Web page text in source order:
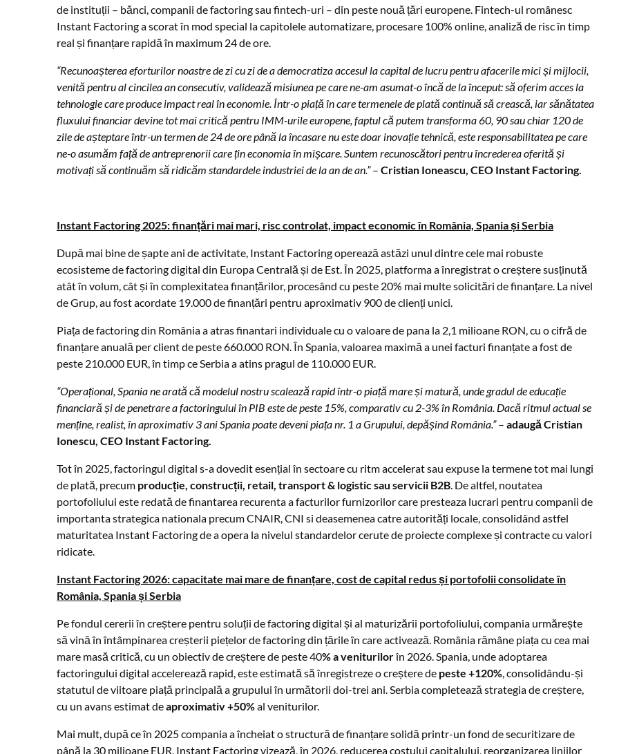
de instituții – bănci, companii de factoring sau fintech-uri – din peste nouă țări europene. Fintech-ul românesc
Instant Factoring a scorat în mod special la capitolele automatizare, procesare 100% online, analiză de risc în timp
real și finanțare rapidă în maximum 24 de ore.
“Recunoașterea eforturilor noastre de zi cu zi de a democratiza accesul la capital de lucru pentru afacerile mici și mijlocii,
venită pentru al cincilea an consecutiv, validează misiunea pe care ne-am asumat-o încă de la început: să oferim acces la
tehnologie care produce impact real în economie. Într-o piață în care termenele de plată continuă să crească, iar sănătatea
fluxului financiar devine tot mai critică pentru IMM-urile europene, faptul că putem transforma 60, 90 sau chiar 120 de
zile de așteptare într-un termen de 24 de ore până la încasare nu este doar inovație tehnică, este responsabilitatea pe care
ne-o asumăm față de antreprenorii care țin economia în mișcare. Suntem recunoscători pentru încrederea oferită și
motivați să continuăm să ridicăm standardele industriei de la an de an.”– Cristian Ioneascu, CEO Instant Factoring.
Instant Factoring 2025: finanțări mai mari, risc controlat, impact economic în România, Spania și Serbia
După mai bine de șapte ani de activitate, Instant Factoring operează astăzi unul dintre cele mai robuste
ecosisteme de factoring digital din Europa Centrală și de Est. În 2025, platforma a înregistrat o creștere susținută
atât în volum, cât și în complexitatea finanțărilor, procesând cu peste 20% mai multe solicitări de finanțare. La nivel
de Grup, au fost acordate 19.000 de finanțări pentru aproximativ 900 de clienți unici.
Piața de factoring din România a atras finantari individuale cu o valoare de pana la 2,1 milioane RON, cu o cifră de
finanțare anuală per client de peste 660.000 RON. În Spania, valoarea maximă a unei facturi finanțate a fost de
peste 210.000 EUR, în timp ce Serbia a atins pragul de 110.000 EUR.
“Operațional, Spania ne arată că modelul nostru scalează rapid într-o piață mare și matură, unde gradul de educație
financiară și de penetrare a factoringului în PIB este de peste 15%, comparativ cu 2-3% în România. Dacă ritmul actual se
menține, realist, în aproximativ 3 ani Spania poate deveni piața nr. 1 a Grupului, depășind România.”– adaugă Cristian
Ionescu, CEO Instant Factoring.
Tot în 2025, factoringul digital s-a dovedit esențial în sectoare cu ritm accelerat sau expuse la termene tot mai lungi
de plată, precum producție, construcții, retail, transport & logistic sau servicii B2B. De altfel, noutatea
portofoliului este redată de finantarea recurenta a facturilor furnizorilor care presteaza lucrari pentru companii de
importanta strategica nationala precum CNAIR, CNI si deasemenea catre autorități locale, consolidând astfel
maturitatea Instant Factoring de a opera la nivelul standardelor cerute de proiecte complexe și contracte cu valori
ridicate.
Instant Factoring 2026: capacitate mai mare de finanțare, cost de capital redus și portofolii consolidate în
România, Spania și Serbia
Pe fondul cererii în creștere pentru soluții de factoring digital și al maturizării portofoliului, compania urmărește
să vină în întâmpinarea creșterii piețelor de factoring din țările în care activează. România rămâne piața cu cea mai
mare masă critică, cu un obiectiv de creștere de peste 40% a veniturilorîn 2026. Spania, unde adoptarea
factoringului digital accelerează rapid, este estimată să înregistreze o creștere de peste +120%, consolidându-și
statutul de viitoare piață principală a grupului în următorii doi-trei ani. Serbia completează strategia de creștere,
cu un avans estimat deaproximativ +50%al veniturilor.
Mai mult, după ce în 2025 compania a încheiat o structură de finanțare solidă printr-un fond de securitizare de
până la 30 milioane EUR, Instant Factoring vizează, în 2026, reducerea costului capitalului, reorganizarea liniilor